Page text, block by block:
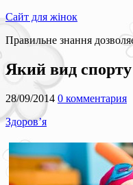
Сайт для жінок
Правильне знання
Який вид спорту
28/09/2014 0 комментария
Здоров’я